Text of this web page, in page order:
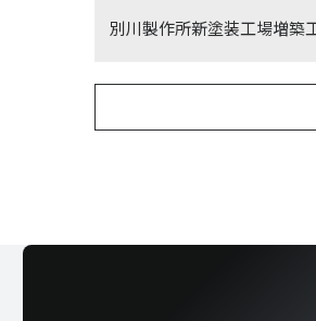
別川製作所新塗装工場増築